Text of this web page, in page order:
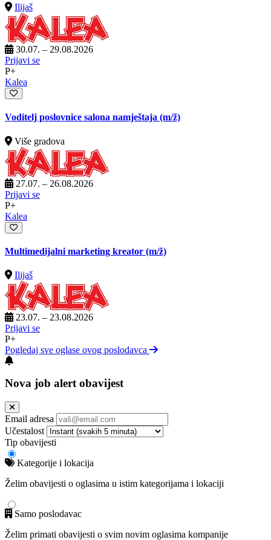
Ilijaš
30.07. – 29.08.2026
Prijavi se
P+
Kalea
Voditelj poslovnice salona namještaja (m/ž)
Više gradova
27.07. – 26.08.2026
Prijavi se
P+
Kalea
Multimedijalni marketing kreator (m/ž)
Ilijaš
23.07. – 23.08.2026
Prijavi se
P+
Pogledaj sve oglase ovog poslodavca
Nova job alert obavijest
Email adresa
Učestalost
Tip obavijesti
Kategorije i lokacija
Želim obavijesti o oglasima u istim kategorijama i lokaciji
Samo poslodavac
Želim primati obavijesti o svim novim oglasima kompanije